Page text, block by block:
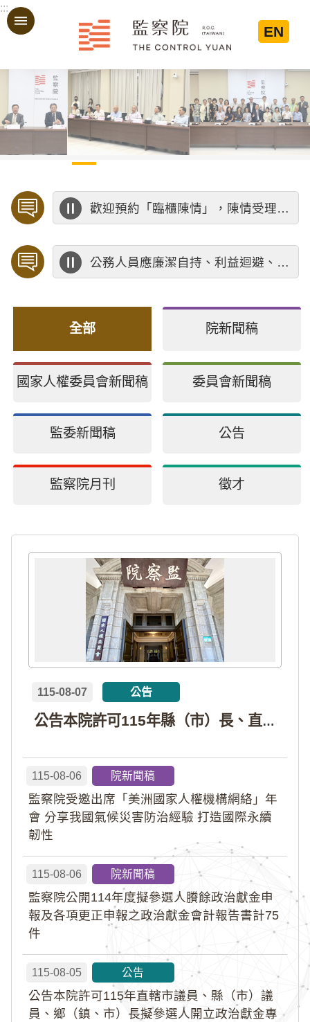
跳到主要內容區塊
:::
EN
歡迎預約「臨櫃陳情」，陳情受理中心將優先排定人員與您接談，釐清案情爭點後收案處理，以節省您的寶貴時間。
公務人員應廉潔自持、利益迴避、依法公正執行公務～考試院公務人員保障暨培訓委員會～
全部 院新聞稿
國家人權委員會新聞稿 委員會新聞稿
監委新聞稿 公告
監察院月刊 徵才
公告本院許可115年縣（市）長、直轄市議員、縣（市）議員擬參選人開立政治獻金專戶共計4戶。各專戶得收受政治獻金期間為自專戶許可設立日起至115年11月27日止，專戶名冊詳如附件。
115-08-07 公告
115-08-06 院新聞稿
監察院受邀出席「美洲國家人權機構網絡」年
會 分享我國氣候災害防治經驗 打造國際永續
韌性
115-08-06 院新聞稿
監察院公開114年度擬參選人賸餘政治獻金申
報及各項更正申報之政治獻金會計報告書計75
件
115-08-05 公告
公告本院許可115年直轄市議員、縣（市）議
員、鄉（鎮、市）長擬參選人開立政治獻金專